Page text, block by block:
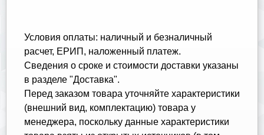
Условия оплаты: наличный и безналичный
расчет, ЕРИП, наложенный платеж.
Cведения о сроке и стоимости доставки указаны
в разделе "Доставка".
Перед заказом товара уточняйте характеристики
(внешний вид, комплектацию) товара у
менеджера, поскольку данные характеристики